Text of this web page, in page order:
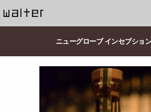
ニューグローブ インセブショ